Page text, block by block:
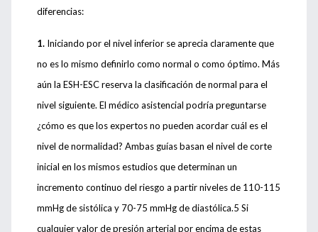
diferencias:
1. Iniciando por el nivel inferior se aprecia claramente que
no es lo mismo definirlo como normal o como óptimo. Más
aún la ESH-ESC reserva la clasificación de normal para el
nivel siguiente. El médico asistencial podría preguntarse
¿cómo es que los expertos no pueden acordar cuál es el
nivel de normalidad? Ambas guías basan el nivel de corte
inicial en los mismos estudios que determinan un
incremento continuo del riesgo a partir niveles de 110-115
mmHg de sistólica y 70-75 mmHg de diastólica.5 Si
cualquier valor de presión arterial por encima de estas